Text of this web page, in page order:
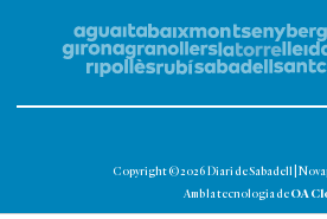
Copyright © 2026 Diari de Sabadell |
Amb la tecnologia de OA